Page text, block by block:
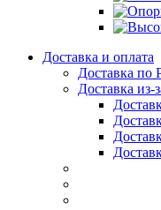
Доставка и оплата
Доставка по
Доставка из-